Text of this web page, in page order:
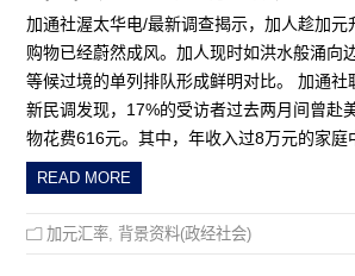
加通社渥太华电/最新调查揭示，加人趁加元
购物已经蔚然成风。加人现时如洪水般涌向
等候过境的单列排队形成鲜明对比。 加通
新民调发现，17%的受访者过去两月间曾赴
物花费616元。其中，年收入过8万元的家庭
READ MORE
加元汇率 背景资料(政经社会)